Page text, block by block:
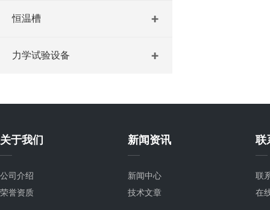
恒温槽
力学试验设备
关于我们
公司介绍
荣誉资质
新闻资讯
新闻中心
技术文章
联
联
在